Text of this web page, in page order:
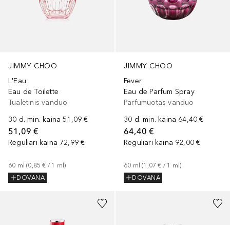
JIMMY CHOO
L'Eau
Eau de Toilette
Tualetinis vanduo
30 d. min. kaina 51,09 €
51,09 €
Reguliari kaina 72,99 €
60 ml (0,85 € / 1 ml)
DOVANA
JIMMY CHOO
Fever
Eau de Parfum Spray
Parfumuotas vanduo
30 d. min. kaina 64,40 €
64,40 €
Reguliari kaina 92,00 €
60 ml (1,07 € / 1 ml)
DOVANA